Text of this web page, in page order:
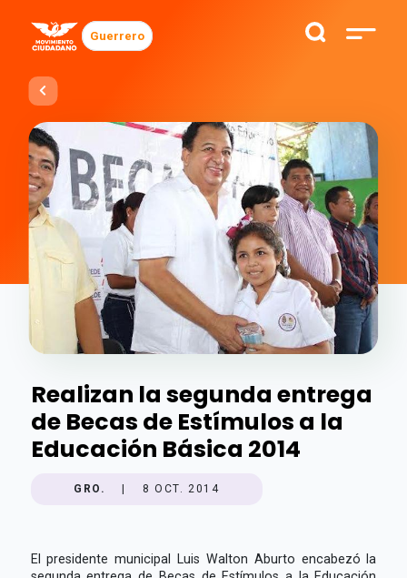
Guerrero
Realizan la segunda entrega
de Becas de Estímulos a la
Educación Básica 2014
GRO. 8 OCT. 2014
El presidente municipal Luis Walton Aburto encabezó la